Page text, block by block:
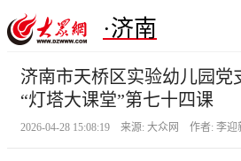
·济南
济南市天桥区实验幼儿园党
“灯塔大课堂”第七十四课
2026-04-28 15:08:19 来源: 大众网 作者: 李迎